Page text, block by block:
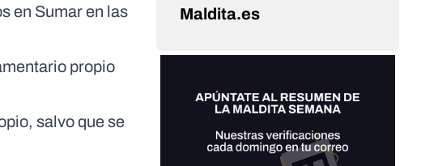
en Sumar en las
propio
salvo que se
Maldita.es